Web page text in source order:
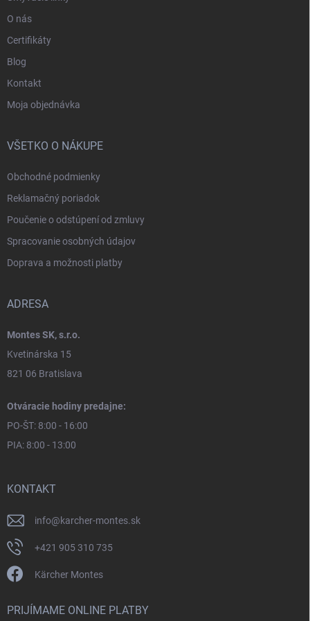
O nás
Certifikáty
Blog
Kontakt
Moja objednávka
VŠETKO O NÁKUPE
Obchodné podmienky
Reklamačný poriadok
Poučenie o odstúpení od zmluvy
Spracovanie osobných údajov
Doprava a možnosti platby
ADRESA
Montes SK, s.r.o.
Kvetinárska 15
821 06 Bratislava
Otváracie hodiny predajne:
PO-ŠT: 8:00 - 16:00
PIA: 8:00 - 13:00
KONTAKT
info@karcher-montes.sk
+421 905 310 735
Kärcher Montes
PRIJÍMAME ONLINE PLATBY